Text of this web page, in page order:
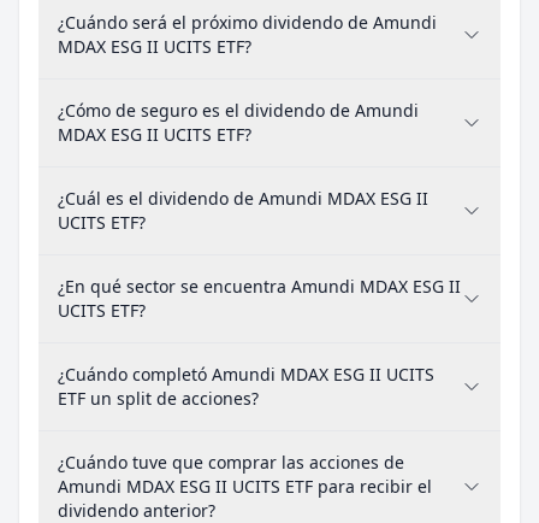
¿Cuándo será el próximo dividendo de Amundi
MDAX ESG II UCITS ETF?
¿Cómo de seguro es el dividendo de Amundi
MDAX ESG II UCITS ETF?
¿Cuál es el dividendo de Amundi MDAX ESG II
UCITS ETF?
¿En qué sector se encuentra Amundi MDAX ESG II
UCITS ETF?
¿Cuándo completó Amundi MDAX ESG II UCITS
ETF un split de acciones?
¿Cuándo tuve que comprar las acciones de
Amundi MDAX ESG II UCITS ETF para recibir el
dividendo anterior?